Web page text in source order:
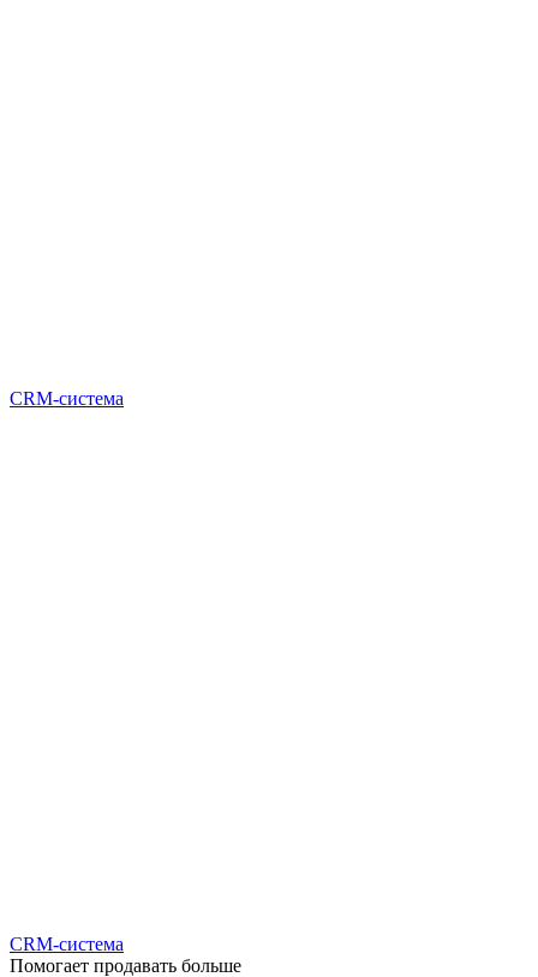
CRM-система
CRM-система
Помогает продавать больше